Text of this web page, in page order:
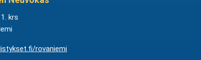
krs
rovaniemi